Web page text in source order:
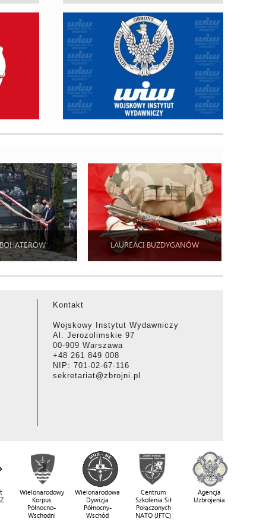
LAUREACI BUZDYGANÓW
Kontakt
Wojskowy Instytut Wydawniczy
Al. Jerozolimskie 97
00-909 Warszawa
+48 261 849 008
NIP: 701-02-67-116
sekretariat@zbrojni.pl
Wielonarodowy
Korpus
Północno-
Wschodni
Wielonarodowa
Dywizja
Północny-
Wschód
Centrum
Szkolenia Sił
Połączonych
NATO (JFTC)
Agencja
Uzbrojenia